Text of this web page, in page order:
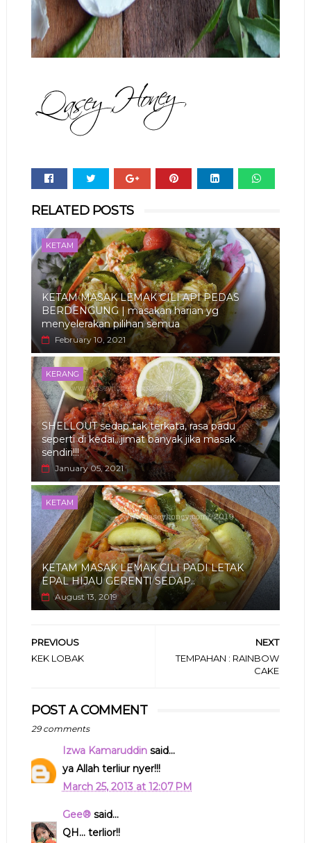
RELATED POSTS
KETAM
KETAM MASAK LEMAK CILI API PEDAS
BERDENGUNG | masakan harian yg
menyelerakan pilihan semua
February 10, 2021
KERANG
SHELLOUT sedap tak terkata, rasa padu
seperti di kedai...jimat banyak jika masak
sendiri!!!
January 05, 2021
KETAM
KETAM MASAK LEMAK CILI PADI LETAK
EPAL HIJAU GERENTI SEDAP..
August 13, 2019
NEXT
TEMPAHAN : RAINBOW
CAKE
PREVIOUS
KEK LOBAK
POST A COMMENT
29 comments
Izwa Kamaruddinsaid...
ya Allah terliur nyer!!!
March 25, 2013 at 12:07 PM
Gee®said...
QH... terlior!!